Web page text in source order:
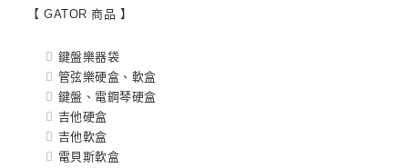
【 GATOR 商品 】
鍵盤樂器袋
管弦樂硬盒、軟盒
鍵盤、電鋼琴硬盒
吉他硬盒
吉他軟盒
電貝斯軟盒